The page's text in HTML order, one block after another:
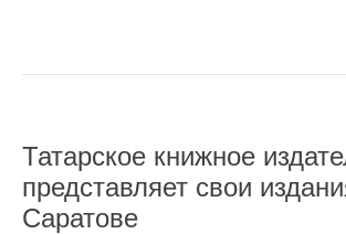
Татарское книжное
представляет свои
Саратове